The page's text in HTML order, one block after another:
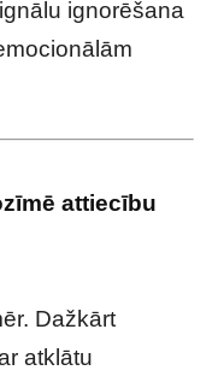
ignorēšana
attiecību
Dažkārt
atklātu